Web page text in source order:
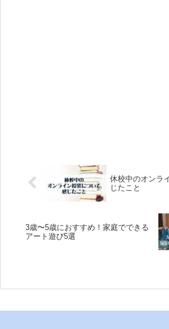
休校中のオンラ
じたこと
3歳〜5歳におすすめ！家庭でできる
アート遊び5選